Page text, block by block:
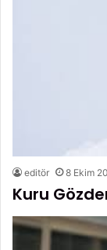
editör 8 Ekim
Kuru